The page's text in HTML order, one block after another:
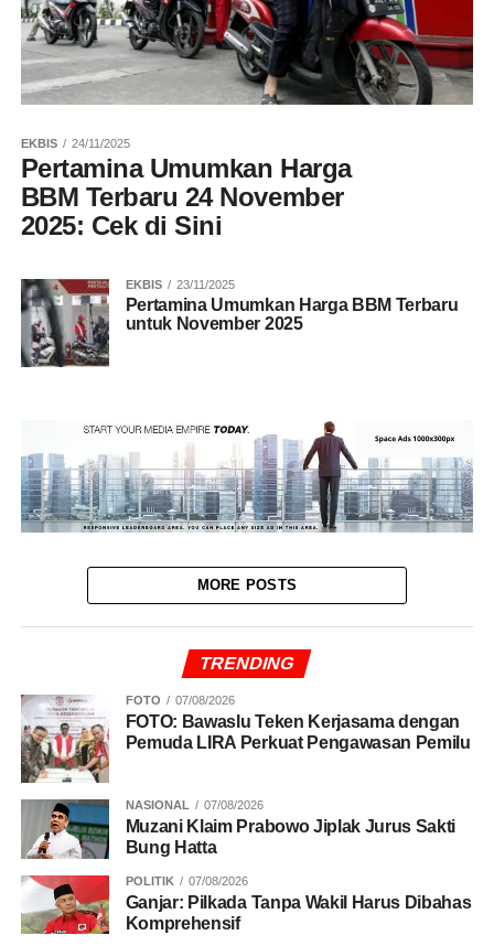
EKBIS 24/11/2025
Pertamina Umumkan Harga
BBM Terbaru 24 November
2025: Cek di Sini
EKBIS 23/11/2025
Pertamina Umumkan Harga BBM Terbaru
untuk November 2025
MORE POSTS
TRENDING
FOTO 07/08/2026
FOTO: Bawaslu Teken Kerjasama dengan
Pemuda LIRA Perkuat Pengawasan Pemilu
NASIONAL 07/08/2026
Muzani Klaim Prabowo Jiplak Jurus Sakti
Bung Hatta
POLITIK 07/08/2026
Ganjar: Pilkada Tanpa Wakil Harus Dibahas
Komprehensif